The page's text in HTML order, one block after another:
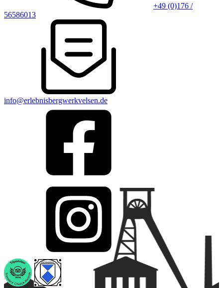
+49 (0)176 /
56586013
info@erlebnisbergwerkvelsen.de